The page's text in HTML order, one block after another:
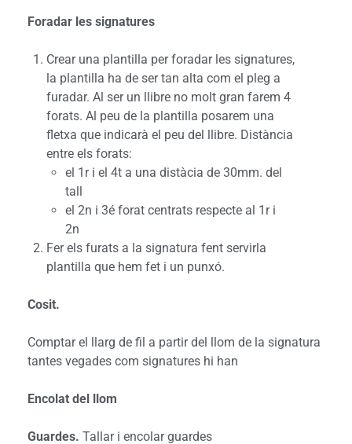
Foradar les signatures
Crear una plantilla per foradar les signatures,
la plantilla ha de ser tan alta com el pleg a
furadar. Al ser un llibre no molt gran farem 4
forats. Al peu de la plantilla posarem una
fletxa que indicarà el peu del llibre. Distància
entre els forats:
el 1r i el 4t a una distàcia de 30mm. del
tall
el 2n i 3é forat centrats respecte al 1r i
2n
Fer els furats a la signatura fent servirla
plantilla que hem fet i un punxó.
Cosit.
Comptar el llarg de fil a partir del llom de la signatura
tantes vegades com signatures hi han
Encolat del llom
Guardes. Tallar i encolar guardes